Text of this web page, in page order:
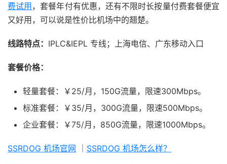
费试用，套餐年付有优惠，还有不限时长按量付费套餐便宜
又好用，可以说是性价比机场中的翘楚。
线路特点： IPLC&IEPL 专线；上海电信、广东移动入口
套餐价格：
轻量套餐：￥25/月，150G流量，限速300Mbps。
标准套餐：￥35/月，300G流量，限速500Mbps。
企业套餐：￥75/月，850G流量，限速1000Mbps。
SSRDOG 机场官网 SSRDOG 机场怎么样？